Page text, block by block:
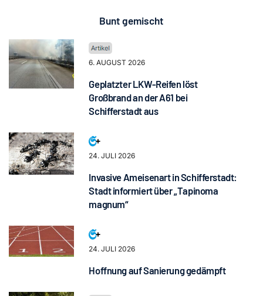
Bunt gemischt
6. AUGUST 2026
Geplatzter LKW-Reifen löst
Großbrand an der A61 bei
Schifferstadt aus
24. JULI 2026
Invasive Ameisenart in Schifferstadt:
Stadt informiert über „Tapinoma
magnum“
24. JULI 2026
Hoffnung auf Sanierung gedämpft